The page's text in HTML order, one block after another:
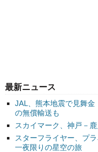
最新ニュース
JAL、熊本地震で見舞
の無償輸送も
スカイマーク、神戸－
スターフライヤー、プ
一夜限りの星空の旅